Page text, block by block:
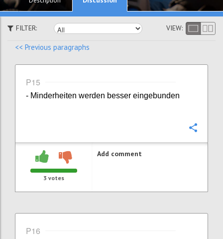
FILTER: VIEW:
<< Previous paragraphs
P15
- Minderheiten werden besser eingebunden
3 votes
Add comment
P16